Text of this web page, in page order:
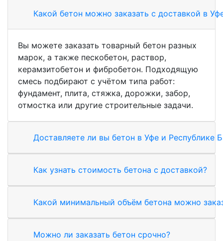
Какой бетон можно заказать с доставкой в
Вы можете заказать товарный бетон разных
марок, а также пескобетон, раствор,
керамзитобетон и фибробетон. Подходящую
смесь подбирают с учётом типа работ:
фундамент, плита, стяжка, дорожки, забор,
отмостка или другие строительные задачи.
Доставляете ли вы бетон в Уфе и Республике
Как узнать стоимость бетона с доставкой?
Какой минимальный объём бетона можно
Можно ли заказать бетон срочно?